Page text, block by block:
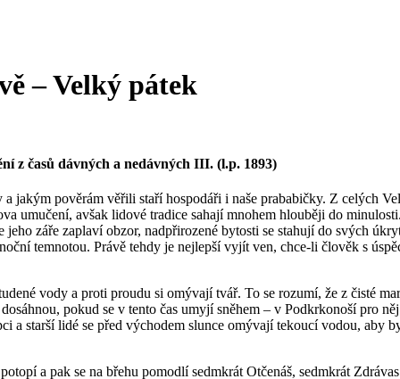
– Velký pátek
z časů dávných a nedávných III. (l.p. 1893)
jakým pověrám věřili staří hospodáři i naše prababičky. Z celých
umučení, avšak lidové tradice sahají mnohem hlouběji do
záře zaplaví obzor, nadpřirozené bytosti se stahují do svých
temnotou. Právě tehdy je nejlepší vyjít ven, chce-li člověk s
vody a proti proudu si omývají tvář. To se rozumí, že z čisté
pokud se v tento čas umyjí sněhem – v Podkrkonoší pro
a starší lidé se před východem slunce omývají tekoucí vodou,
a pak se na břehu pomodlí sedmkrát Otčenáš, sedmkrát